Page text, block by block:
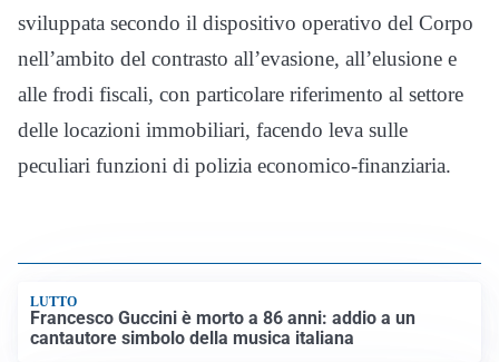
sviluppata secondo il dispositivo operativo del Corpo
nell’ambito del contrasto all’evasione, all’elusione e
alle frodi fiscali, con particolare riferimento al settore
delle locazioni immobiliari, facendo leva sulle
peculiari funzioni di polizia economico-finanziaria.
LUTTO
Francesco Guccini è morto a 86 anni: addio a un
cantautore simbolo della musica italiana